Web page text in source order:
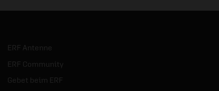
ERF Antenne
ERF Community
Gebet beim ERF